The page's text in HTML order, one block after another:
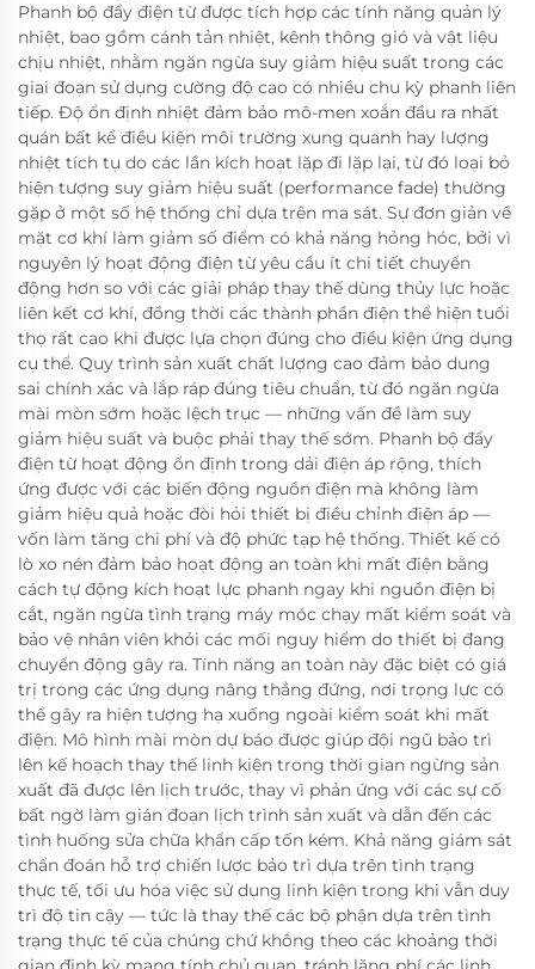
Phanh bộ đẩy điện từ được tích hợp các tính năng quản lý
nhiệt, bao gồm cánh tản nhiệt, kênh thông gió và vật liệu
chịu nhiệt, nhằm ngăn ngừa suy giảm hiệu suất trong các
giai đoạn sử dụng cường độ cao có nhiều chu kỳ phanh liên
tiếp. Độ ổn định nhiệt đảm bảo mô-men xoắn đầu ra nhất
quán bất kể điều kiện môi trường xung quanh hay lượng
nhiệt tích tụ do các lần kích hoạt lặp đi lặp lại, từ đó loại bỏ
hiện tượng suy giảm hiệu suất (performance fade) thường
gặp ở một số hệ thống chỉ dựa trên ma sát. Sự đơn giản về
mặt cơ khí làm giảm số điểm có khả năng hỏng hóc, bởi vì
nguyên lý hoạt động điện từ yêu cầu ít chi tiết chuyển
động hơn so với các giải pháp thay thế dùng thủy lực hoặc
liên kết cơ khí, đồng thời các thành phần điện thể hiện tuổi
thọ rất cao khi được lựa chọn đúng cho điều kiện ứng dụng
cụ thể. Quy trình sản xuất chất lượng cao đảm bảo dung
sai chính xác và lắp ráp đúng tiêu chuẩn, từ đó ngăn ngừa
mài mòn sớm hoặc lệch trục — những vấn đề làm suy
giảm hiệu suất và buộc phải thay thế sớm. Phanh bộ đẩy
điện từ hoạt động ổn định trong dải điện áp rộng, thích
ứng được với các biến động nguồn điện mà không làm
giảm hiệu quả hoặc đòi hỏi thiết bị điều chỉnh điện áp —
vốn làm tăng chi phí và độ phức tạp hệ thống. Thiết kế có
lò xo nén đảm bảo hoạt động an toàn khi mất điện bằng
cách tự động kích hoạt lực phanh ngay khi nguồn điện bị
cắt, ngăn ngừa tình trạng máy móc chạy mất kiểm soát và
bảo vệ nhân viên khỏi các mối nguy hiểm do thiết bị đang
chuyển động gây ra. Tính năng an toàn này đặc biệt có giá
trị trong các ứng dụng nâng thẳng đứng, nơi trọng lực có
thể gây ra hiện tượng hạ xuống ngoài kiểm soát khi mất
điện. Mô hình mài mòn dự báo được giúp đội ngũ bảo trì
lên kế hoạch thay thế linh kiện trong thời gian ngừng sản
xuất đã được lên lịch trước, thay vì phản ứng với các sự cố
bất ngờ làm gián đoạn lịch trình sản xuất và dẫn đến các
tình huống sửa chữa khẩn cấp tốn kém. Khả năng giám sát
chẩn đoán hỗ trợ chiến lược bảo trì dựa trên tình trạng
thực tế, tối ưu hóa việc sử dụng linh kiện trong khi vẫn duy
trì độ tin cậy — tức là thay thế các bộ phận dựa trên tình
trạng thực tế của chúng chứ không theo các khoảng thời